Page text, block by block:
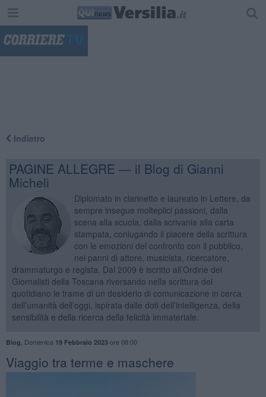
Indietro
PAGINE ALLEGRE — il Blog di Gianni
Micheli
Diplomato in clarinetto e laureato in Lettere, da
sempre insegue molteplici passioni, dalla
scena alla scuola, dalla scrivania alla carta
stampata, coniugando il piacere della scrittura
con le emozioni del confronto con il pubblico,
nei panni di attore, musicista, ricercatore,
drammaturgo e regista. Dal 2009 è iscritto all’Ordine dei
Giornalisti della Toscana riversando nella scrittura del
quotidiano le trame di un desiderio di comunicazione in cerca
dell’umanità dell’oggi, ispirata dalle doti dell’intelligenza, della
sensibilità e della ricerca della felicità immateriale.
Blog Domenica 19 Febbraio 2023ore 08:00
​Viaggio tra terme e maschere